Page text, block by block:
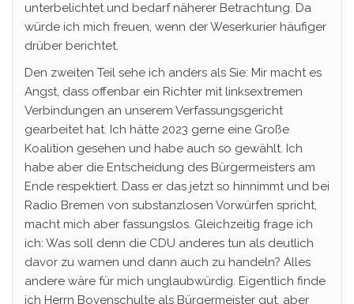
unterbelichtet und bedarf näherer Betrachtung. Da
würde ich mich freuen, wenn der Weserkurier häufiger
drüber berichtet.
Den zweiten Teil sehe ich anders als Sie: Mir macht es
Angst, dass offenbar ein Richter mit linksextremen
Verbindungen an unserem Verfassungsgericht
gearbeitet hat. Ich hätte 2023 gerne eine Große
Koalition gesehen und habe auch so gewählt. Ich
habe aber die Entscheidung des Bürgermeisters am
Ende respektiert. Dass er das jetzt so hinnimmt und bei
Radio Bremen von substanzlosen Vorwürfen spricht,
macht mich aber fassungslos. Gleichzeitig frage ich
ich: Was soll denn die CDU anderes tun als deutlich
davor zu warnen und dann auch zu handeln? Alles
andere wäre für mich unglaubwürdig. Eigentlich finde
ich Herrn Bovenschulte als Bürgermeister gut, aber